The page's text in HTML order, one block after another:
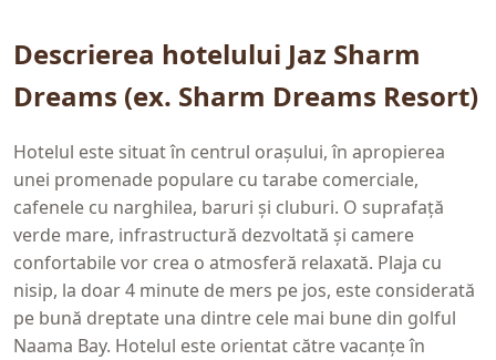
Descrierea hotelului Jaz Sharm
Dreams (ex. Sharm Dreams Resort)
Hotelul este situat în centrul orașului, în apropierea
unei promenade populare cu tarabe comerciale,
cafenele cu narghilea, baruri și cluburi. O suprafață
verde mare, infrastructură dezvoltată și camere
confortabile vor crea o atmosferă relaxată. Plaja cu
nisip, la doar 4 minute de mers pe jos, este considerată
pe bună dreptate una dintre cele mai bune din golful
Naama Bay. Hotelul este orientat către vacanțe în